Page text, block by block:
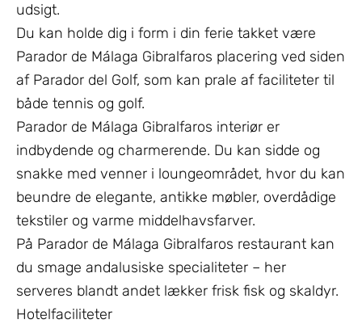
udsigt.
Du kan holde dig i form i din ferie takket være
Parador de Málaga Gibralfaros placering ved siden
af Parador del Golf, som kan prale af faciliteter til
både tennis og golf.
Parador de Málaga Gibralfaros interiør er
indbydende og charmerende. Du kan sidde og
snakke med venner i loungeområdet, hvor du kan
beundre de elegante, antikke møbler, overdådige
tekstiler og varme middelhavsfarver.
På Parador de Málaga Gibralfaros restaurant kan
du smage andalusiske specialiteter – her
serveres blandt andet lækker frisk fisk og skaldyr.
Hotelfaciliteter